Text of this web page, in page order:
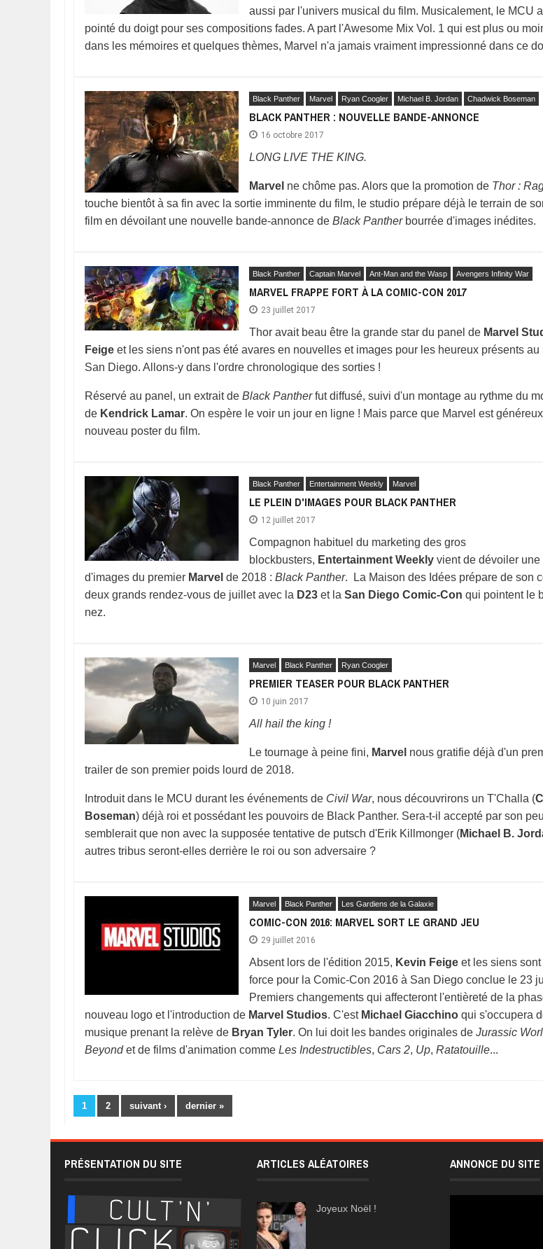
aussi par l'univers musical du film. Musicalement, le MCU
pointé du doigt pour ses compositions fades. A part l'Awesome Mix Vol. 1 qui est plus ou
dans les mémoires et quelques thèmes, Marvel n'a jamais vraiment impressionné dans ce
Black Panther Marvel Ryan Coogler Michael B. Jordan Chadwick Boseman
BLACK PANTHER : NOUVELLE BANDE-ANNONCE
16 octobre 2017
LONG LIVE THE KING.
Marvel ne chôme pas. Alors que la promotion de Thor :
touche bientôt à sa fin avec la sortie imminente du film, le studio prépare déjà le terrain de
film en dévoilant une nouvelle bande-annonce de Black Pantherbourrée d'images inédites.
Black Panther Captain Marvel Ant-Man and the Wasp Avengers Infinity War
MARVEL FRAPPE FORT À LA COMIC-CON 2017
23 juillet 2017
Thor avait beau être la grande star du panel de Marvel
Feige et les siens n'ont pas été avares en nouvelles et images pour les heureux présents
San Diego. Allons-y dans l'ordre chronologique des sorties !
Réservé au panel, un extrait de Black Pantherfut diffusé, suivi d'un montage au rythme du
de Kendrick Lamar. On espère le voir un jour en ligne ! Mais parce que Marvel est
nouveau poster du film.
Black Panther Entertainment Weekly Marvel
LE PLEIN D'IMAGES POUR BLACK PANTHER
12 juillet 2017
Compagnon habituel du marketing des gros
blockbusters, Entertainment Weekly vient de dévoiler
d'images du premier Marvel de 2018 : Black Panther. La Maison des Idées prépare de son
deux grands rendez-vous de juillet avec la D23 et la San Diego Comic-Con qui pointent le
nez.
Marvel Black Panther Ryan Coogler
PREMIER TEASER POUR BLACK PANTHER
10 juin 2017
All hail the king !
Le tournage à peine fini, Marvel nous gratifie déjà d'un
trailer de son premier poids lourd de 2018.
Introduit dans le MCU durant les événements de Civil War, nous découvrirons un T'Challa (
Boseman) déjà roi et possédant les pouvoirs de Black Panther. Sera-t-il accepté par son
semblerait que non avec la supposée tentative de putsch d'Erik Killmonger (Michael B.
autres tribus seront-elles derrière le roi ou son adversaire ?
Marvel Black Panther Les Gardiens de la Galaxie
COMIC-CON 2016: MARVEL SORT LE GRAND JEU
29 juillet 2016
Absent lors de l'édition 2015, Kevin Feige et les siens
force pour la Comic-Con 2016 à San Diego conclue le 23
Premiers changements qui affecteront l'entièreté de la
nouveau logo et l'introduction de Marvel Studios. C'est Michael Giacchino qui s'occupera
musique prenant la relève de Bryan Tyler. On lui doit les bandes originales de Jurassic
Beyondet de films d'animation comme Les Indestructibles, Cars 2, Up, Ratatouille...
1 2 suivant › dernier »
PRÉSENTATION DU SITE ARTICLES ALÉATOIRES
Joyeux Noël !
ANNONCE DU SITE